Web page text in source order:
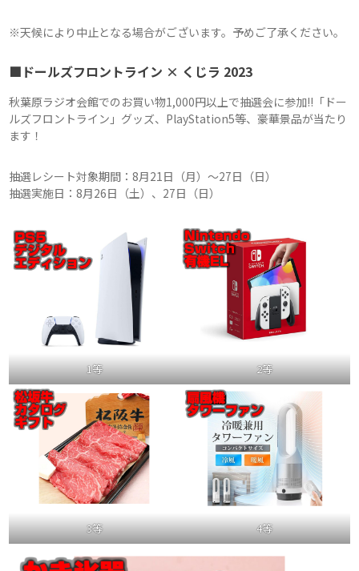
※天候により中止となる場合がございます。予めご了承ください。
■ドールズフロントライン × くじラ 2023
秋葉原ラジオ会館でのお買い物1,000円以上で抽選会に参加!!「ドー
ルズフロントライン」グッズ、PlayStation5等、豪華景品が当たり
ます！
抽選レシート対象期間：8月21日（月）～27日（日）
抽選実施日：8月26日（土）、27日（日）
1等 2等
3等 4等